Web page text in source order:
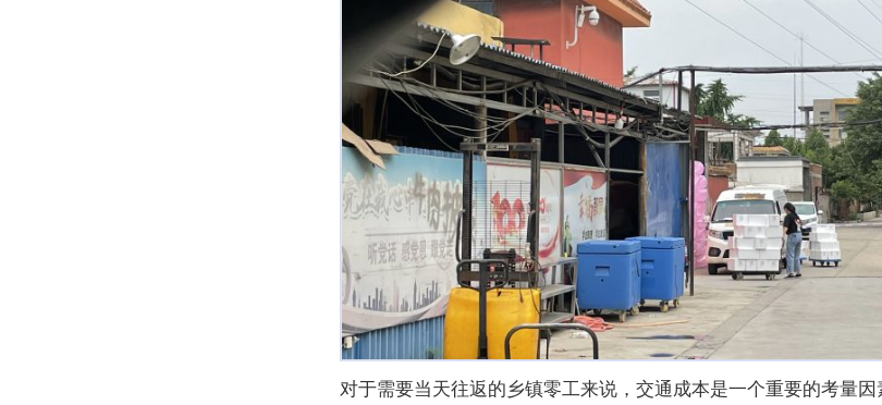
对于需要当天往返的乡镇零工来说，交通成本是一个重要的考量